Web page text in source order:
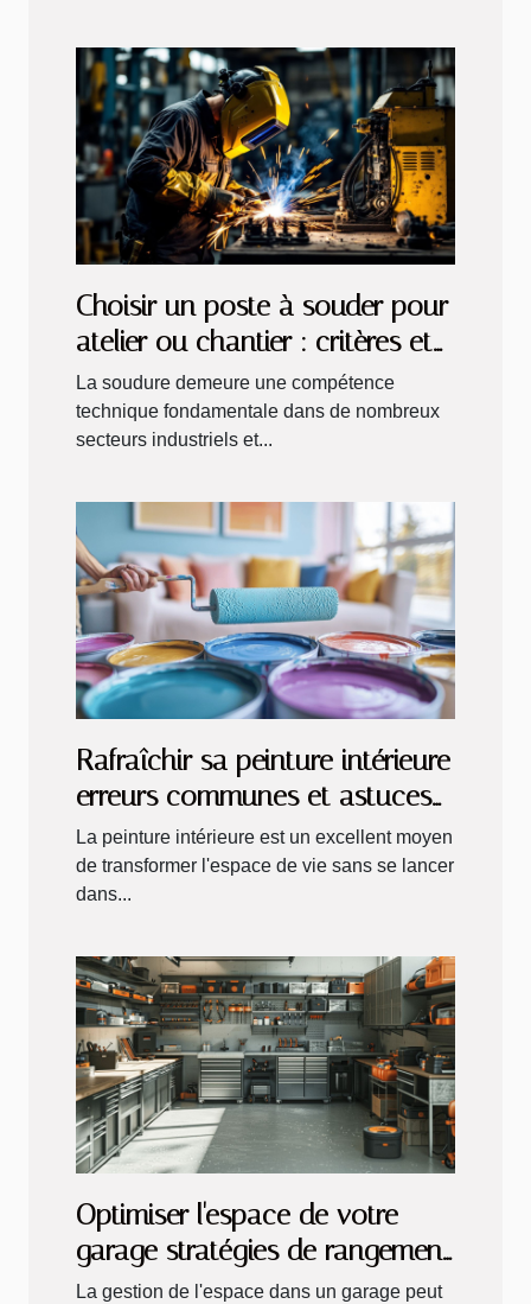
Choisir un poste à souder pour
atelier ou chantier : critères et
recommandations
La soudure demeure une compétence
technique fondamentale dans de nombreux
secteurs industriels et...
Rafraîchir sa peinture intérieure
erreurs communes et astuces
pour un résultat professionnel
La peinture intérieure est un excellent moyen
de transformer l'espace de vie sans se lancer
dans...
Optimiser l'espace de votre
garage stratégies de rangement
et organisation
La gestion de l'espace dans un garage peut